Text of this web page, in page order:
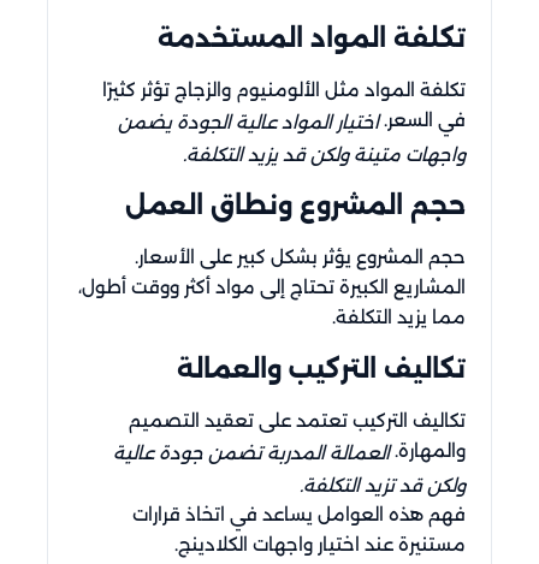
تكلفة المواد المستخدمة
تكلفة المواد مثل الألومنيوم والزجاج تؤثر كثيرًا
في السعر.اختيار المواد عالية الجودة يضمن
واجهات متينة ولكن قد يزيد التكلفة.
حجم المشروع ونطاق العمل
حجم المشروع يؤثر بشكل كبير على الأسعار.
المشاريع الكبيرة تحتاج إلى مواد أكثر ووقت أطول،
مما يزيد التكلفة.
تكاليف التركيب والعمالة
تكاليف التركيب تعتمد على تعقيد التصميم
والمهارة.العمالة المدربة تضمن جودة عالية
ولكن قد تزيد التكلفة.
فهم هذه العوامل يساعد في اتخاذ قرارات
مستنيرة عند اختيار واجهات الكلادينج.